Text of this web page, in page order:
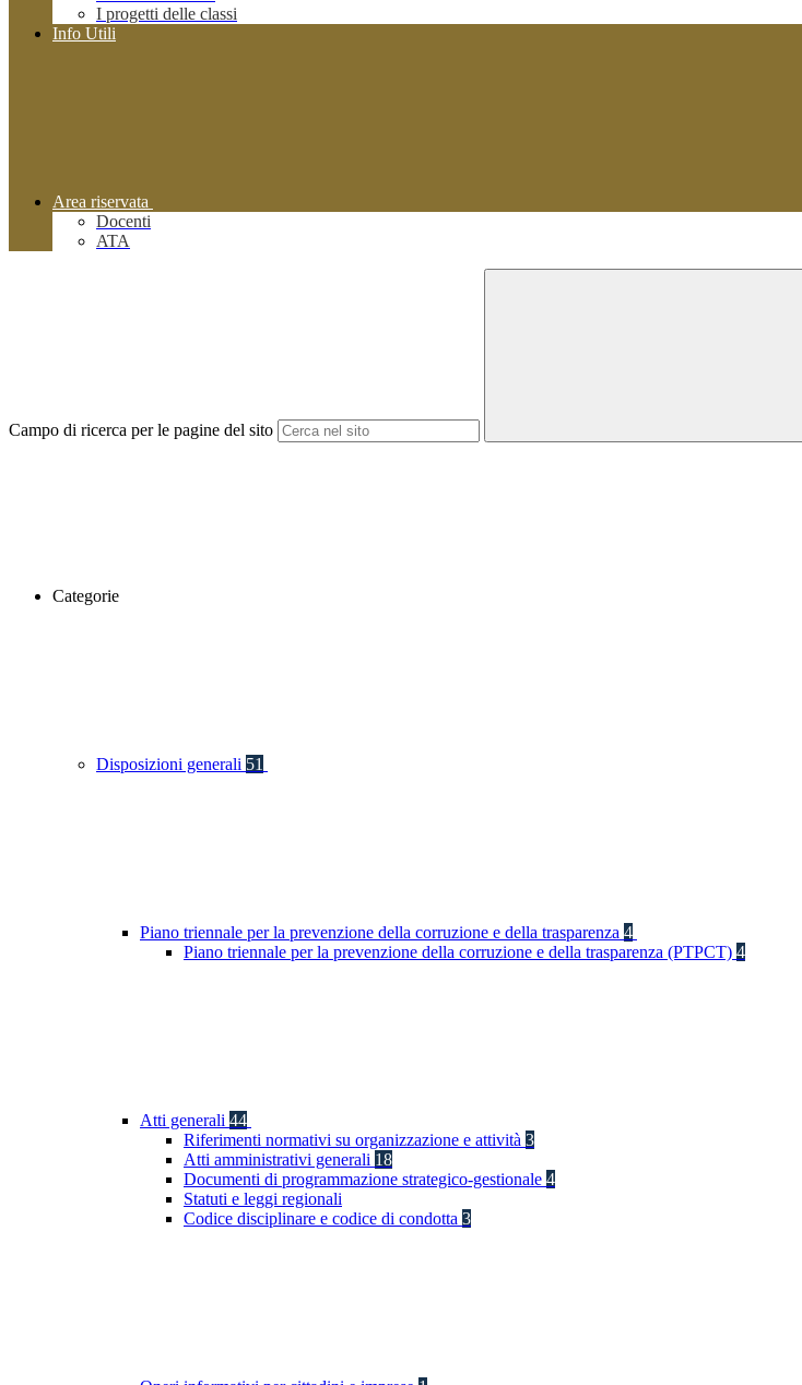
I progetti delle classi
Info Utili
Area riservata
Docenti
ATA
Campo di ricerca per le pagine del sito
Categorie
Disposizioni generali 51
Piano triennale per la prevenzione della corruzione e della trasparenza 4
Piano triennale per la prevenzione della corruzione e della trasparenza (PTPCT) 4
Atti generali 44
Riferimenti normativi su organizzazione e attività 3
Atti amministrativi generali 18
Documenti di programmazione strategico-gestionale 4
Statuti e leggi regionali
Codice disciplinare e codice di condotta 3